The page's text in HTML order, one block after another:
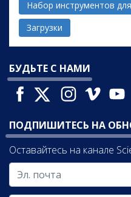
Набор инструментов
Загрузки
БУДЬТЕ С НАМИ
ПОДПИШИТЕСЬ НА
Оставайтесь на канале